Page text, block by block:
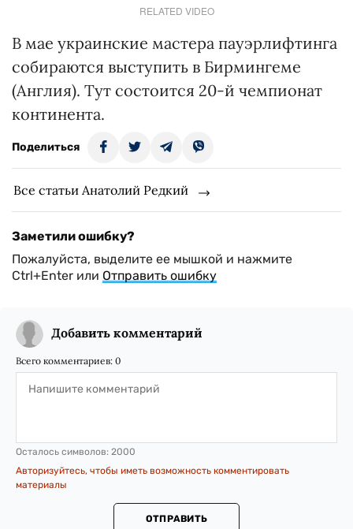
RELATED VIDEO
В мае украинские мастера пауэрлифтинга
собираются выступить в Бирмингеме
(Англия). Тут состоится 20-й чемпионат
континента.
Поделиться
Все статьи Анатолий Редкий
Заметили ошибку?
Пожалуйста, выделите ее мышкой и нажмите
Ctrl+Enter или Отправить ошибку
Добавить комментарий
Всего комментариев: 0
Осталось символов: 2000
Авторизуйтесь, чтобы иметь возможность комментировать
материалы
ОТПРАВИТЬ